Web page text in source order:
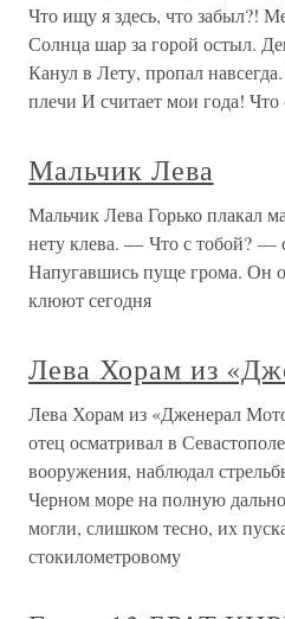
Что ищу я здесь, что забыл?!
Солнца шар за горой остыл.
Канул в Лету, пропал
плечи И считает мои года!
Мальчик Лева
Мальчик Лева Горько плакал
нету клева. — Что с тобой? —
Напугавшись пуще грома. Он
клюют сегодня
Лева Хорам из
Лева Хорам из «Дженерал
отец осматривал в
вооружения, наблюдал
Черном море на полную
могли, слишком тесно, их
стокилометровому